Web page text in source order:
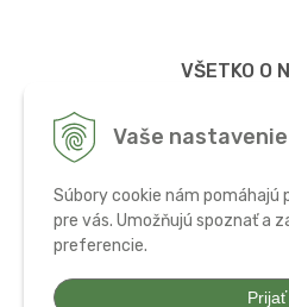
Vaše
Súbory cookie nám pomáhajú
pre vás. Umožňujú spoznať a
preferencie.
Prijať
VŠETKO O
Ochrana